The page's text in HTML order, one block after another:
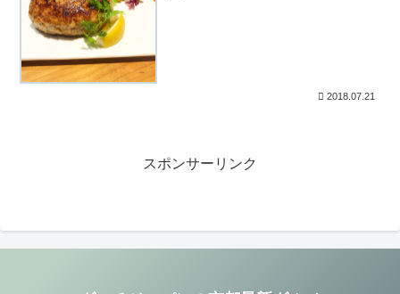
2018.07.21
スポンサーリンク